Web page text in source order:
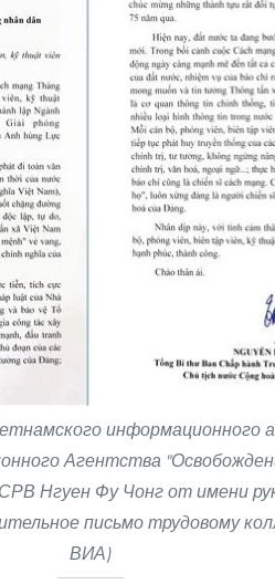
информационного
Агентства
Нгуен Фу Чонг от имени
письмо трудовому
ВИА)